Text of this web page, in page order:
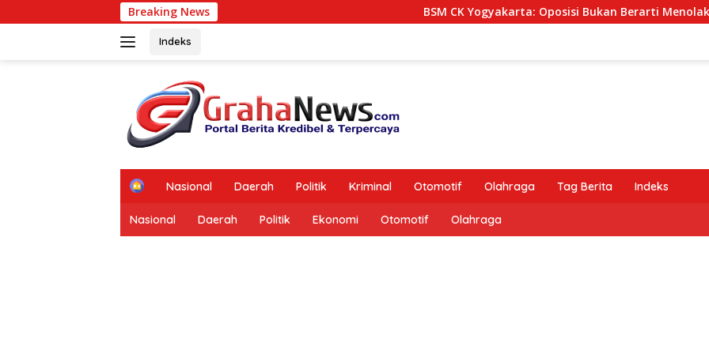
ke
Breaking News BSM CK Yogyakarta: Oposisi Bukan Berarti Menolak Semua
Indeks
H
m
e
Nasional Daerah Politik Kriminal Otomotif Olahraga Tag Berita Indeks
Nasional Daerah Politik Ekonomi Otomotif Olahraga